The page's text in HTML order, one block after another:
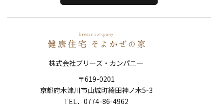
選ばれる理由
Performance
住宅性能
Works
施工事例
FAQ
よくある質問
News
株式会社ブリーズ・カンパニー
〒619-0201
京都府木津川市山城町綺田神ノ木5-3
​​​​​​​TEL． 0774-86-4962